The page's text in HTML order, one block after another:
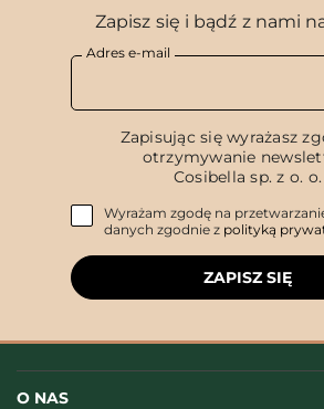
Zapisz się i bądź z nami
Adres e-mail
Zapisując się wyrażasz
otrzymywanie
Cosibella sp. z o. o.
Wyrażam zgodę na
danych zgodnie z polityką
ZAPISZ SIĘ
O NAS